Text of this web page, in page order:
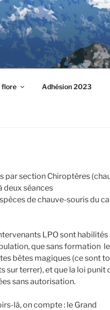
flore Adhésion 2023
par section Chiroptères
deux séances
de chauve-souris du
LPO sont habilités
que sans formation le
bêtes magiques (ce sont
sur terrer), et que la loi punit
sans autorisation.
là, on compte : le Grand